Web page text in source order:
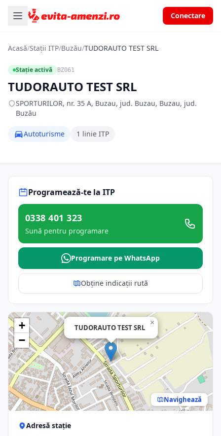
Conectare
Acasă/Stații ITP/Buzău/TUDORAUTO TEST SRL
Stație activă BZ061
TUDORAUTO TEST SRL
SPORTURILOR, nr. 35 A, Buzau, jud. Buzau, Buzau, jud.
Buzău
Autoturisme 1 linie ITP
Programează-te la ITP
0338 401 323
Sună pentru programare
Programare pe WhatsApp
Obține indicații rută
TUDORAUTO TEST SRL
×
+
−
Navighează
Adresă stație